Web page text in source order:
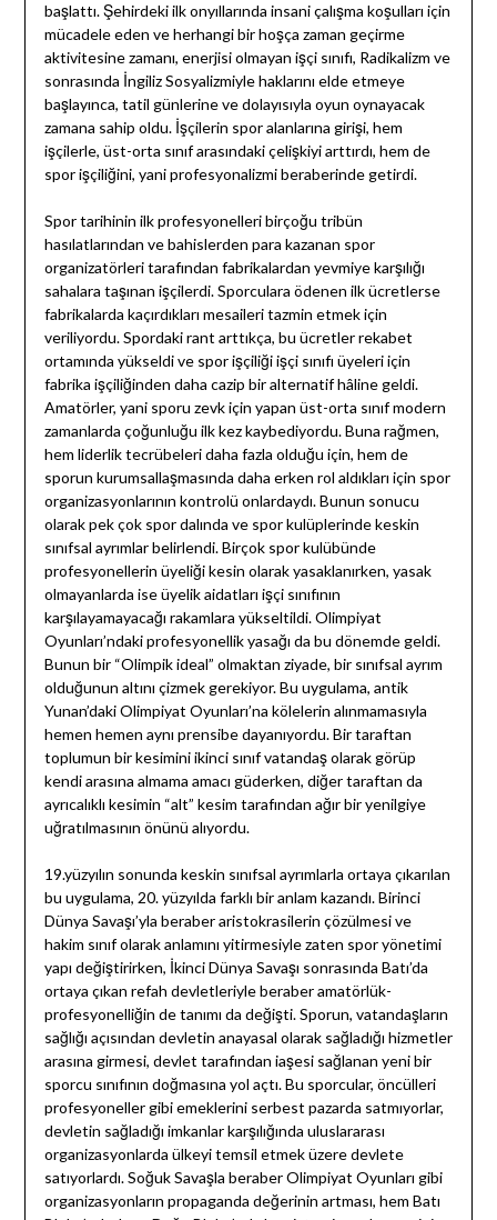
başlattı. Şehirdeki ilk onyıllarında insani çalışma koşulları için
mücadele eden ve herhangi bir hoşça zaman geçirme
aktivitesine zamanı, enerjisi olmayan işçi sınıfı, Radikalizm ve
sonrasında İngiliz Sosyalizmiyle haklarını elde etmeye
başlayınca, tatil günlerine ve dolayısıyla oyun oynayacak
zamana sahip oldu. İşçilerin spor alanlarına girişi, hem
işçilerle, üst-orta sınıf arasındaki çelişkiyi arttırdı, hem de
spor işçiliğini, yani profesyonalizmi beraberinde getirdi.
Spor tarihinin ilk profesyonelleri birçoğu tribün
hasılatlarından ve bahislerden para kazanan spor
organizatörleri tarafından fabrikalardan yevmiye karşılığı
sahalara taşınan işçilerdi. Sporculara ödenen ilk ücretlerse
fabrikalarda kaçırdıkları mesaileri tazmin etmek için
veriliyordu. Spordaki rant arttıkça, bu ücretler rekabet
ortamında yükseldi ve spor işçiliği işçi sınıfı üyeleri için
fabrika işçiliğinden daha cazip bir alternatif hâline geldi.
Amatörler, yani sporu zevk için yapan üst-orta sınıf modern
zamanlarda çoğunluğu ilk kez kaybediyordu. Buna rağmen,
hem liderlik tecrübeleri daha fazla olduğu için, hem de
sporun kurumsallaşmasında daha erken rol aldıkları için spor
organizasyonlarının kontrolü onlardaydı. Bunun sonucu
olarak pek çok spor dalında ve spor kulüplerinde keskin
sınıfsal ayrımlar belirlendi. Birçok spor kulübünde
profesyonellerin üyeliği kesin olarak yasaklanırken, yasak
olmayanlarda ise üyelik aidatları işçi sınıfının
karşılayamayacağı rakamlara yükseltildi. Olimpiyat
Oyunları’ndaki profesyonellik yasağı da bu dönemde geldi.
Bunun bir “Olimpik ideal” olmaktan ziyade, bir sınıfsal ayrım
olduğunun altını çizmek gerekiyor. Bu uygulama, antik
Yunan’daki Olimpiyat Oyunları’na kölelerin alınmamasıyla
hemen hemen aynı prensibe dayanıyordu. Bir taraftan
toplumun bir kesimini ikinci sınıf vatandaş olarak görüp
kendi arasına almama amacı güderken, diğer taraftan da
ayrıcalıklı kesimin “alt” kesim tarafından ağır bir yenilgiye
uğratılmasının önünü alıyordu.
19.yüzyılın sonunda keskin sınıfsal ayrımlarla ortaya çıkarılan
bu uygulama, 20. yüzyılda farklı bir anlam kazandı. Birinci
Dünya Savaşı’yla beraber aristokrasilerin çözülmesi ve
hakim sınıf olarak anlamını yitirmesiyle zaten spor yönetimi
yapı değiştirirken, İkinci Dünya Savaşı sonrasında Batı’da
ortaya çıkan refah devletleriyle beraber amatörlük-
profesyonelliğin de tanımı da değişti. Sporun, vatandaşların
sağlığı açısından devletin anayasal olarak sağladığı hizmetler
arasına girmesi, devlet tarafından iaşesi sağlanan yeni bir
sporcu sınıfının doğmasına yol açtı. Bu sporcular, öncülleri
profesyoneller gibi emeklerini serbest pazarda satmıyorlar,
devletin sağladığı imkanlar karşılığında uluslararası
organizasyonlarda ülkeyi temsil etmek üzere devlete
satıyorlardı. Soğuk Savaşla beraber Olimpiyat Oyunları gibi
organizasyonların propaganda değerinin artması, hem Batı